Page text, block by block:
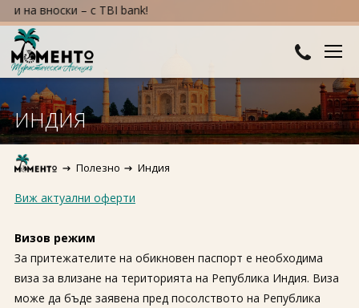
вноски – с TBI bank!
ДЕСТИНАЦИИ
Австралия и Океания
Азия
Африка
Европа
Северна Америка
ХОТЕЛИ
Хотели в България
Хотели в Турция
КРУИЗИ
ПРАЗНИЦИ
Великден
ПОЛЕЗНО
ИНДИЯ
Полезно Индия
Виж актуални оферти
Визов режим
За притежателите на обикновен паспорт е необходима
виза за влизане на територията на Република Индия. Виза
може да бъде заявена пред посолството на Република